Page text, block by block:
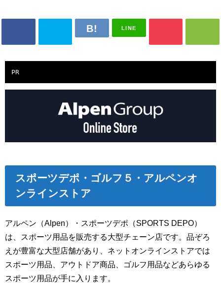
LINE
PR
スポーツデポ・ゴルフ５・アルペンオ
ンラインストア
アルペン（Alpen）・スポーツデポ（SPORTS DEPO）
は、スポーツ用品を販売する大型チェーン店です。品ぞろ
えが豊富な大型店舗があり、ネットオンラインストアでは
スポーツ用品、アウトドア商品、ゴルフ用品などあらゆる
スポーツ用品が手に入ります。